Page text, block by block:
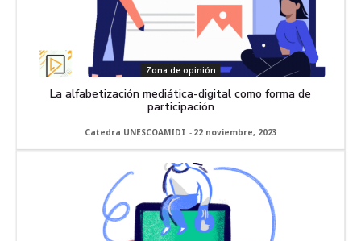
Zona de opinión
La alfabetización mediática-digital como forma de
participación
Catedra UNESCOAMIDI - 22 noviembre, 2023